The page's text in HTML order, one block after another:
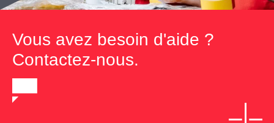
Vous avez besoin d'aide ?
Contactez-nous.